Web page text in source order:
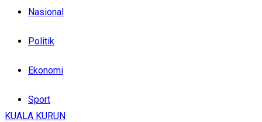
Nasional
Politik
Ekonomi
Sport
KUALA KURUN